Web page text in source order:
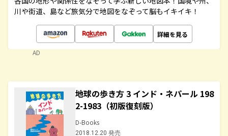
川や街道、島など旅気分で地図をなぞって脳もイキイキ！
詳細を見る
AD
地球の歩き方 3 インド・ネパール 198
2-1983（初版復刻版）
D-Books
2018.12.20 発売